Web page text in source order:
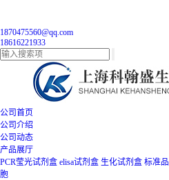
1870475560@qq.com
18616221933
公司首页
公司介绍
公司动态
产品展厅
PCR莹光试剂盒 elisa试剂盒 生化试剂盒 标准品
胞